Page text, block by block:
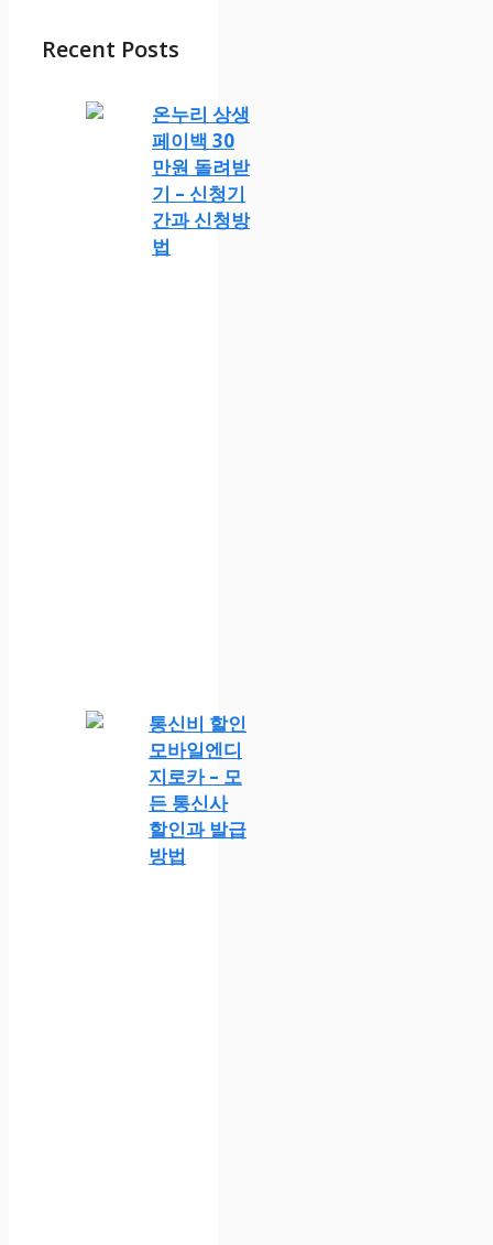
Recent Posts
온누리 상생
페이백 30
만원 돌려받
기 – 신청기
간과 신청방
법
통신비 할인
모바일엔디
지로카 – 모
든 통신사
할인과 발급
방법